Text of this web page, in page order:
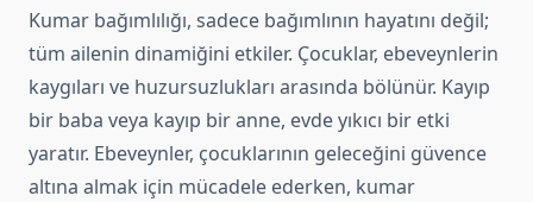
Kumar bağımlılığı, sadece bağımlının hayatını değil;
tüm ailenin dinamiğini etkiler. Çocuklar, ebeveynlerin
kaygıları ve huzursuzlukları arasında bölünür. Kayıp
bir baba veya kayıp bir anne, evde yıkıcı bir etki
yaratır. Ebeveynler, çocuklarının geleceğini güvence
altına almak için mücadele ederken, kumar